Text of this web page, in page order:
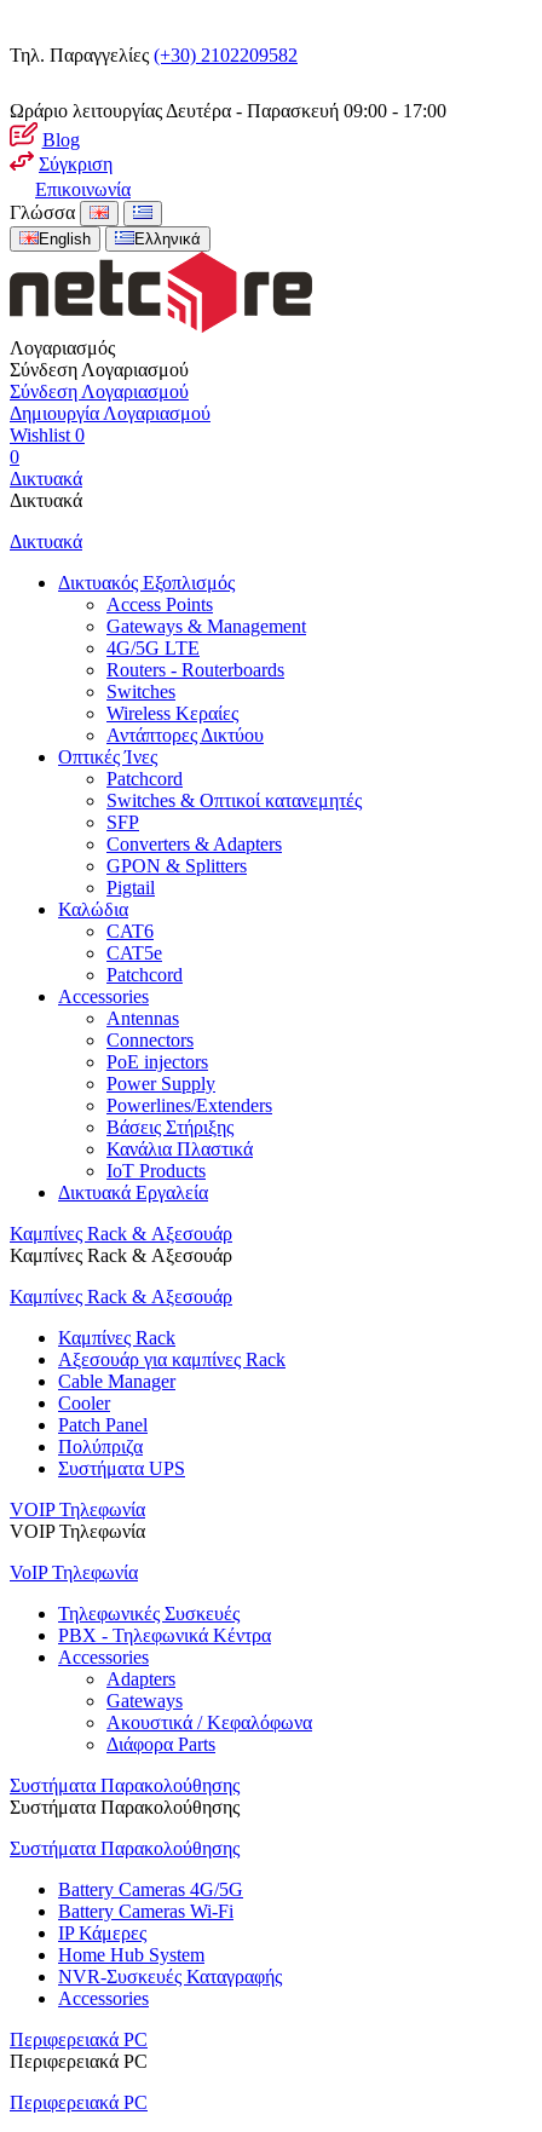
Τηλ. Παραγγελίες (+30) 2102209582
Ωράριο λειτουργίας Δευτέρα - Παρασκευή 09:00 - 17:00
Blog
Σύγκριση
Επικοινωνία
Γλώσσα
English Ελληνικά
Λογαριασμός
Σύνδεση Λογαριασμού
Σύνδεση Λογαριασμού
Δημιουργία Λογαριασμού
Wishlist 0
0
Δικτυακά
Δικτυακά
Δικτυακά
Δικτυακός Εξοπλισμός
Access Points
Gateways & Management
4G/5G LTE
Routers - Routerboards
Switches
Wireless Κεραίες
Αντάπτορες Δικτύου
Οπτικές Ίνες
Patchcord
Switches & Οπτικοί κατανεμητές
SFP
Converters & Adapters
GPON & Splitters
Pigtail
Καλώδια
CAT6
CAT5e
Patchcord
Accessories
Antennas
Connectors
PoE injectors
Power Supply
Powerlines/Extenders
Βάσεις Στήριξης
Κανάλια Πλαστικά
IoT Products
Δικτυακά Εργαλεία
Καμπίνες Rack & Αξεσουάρ
Καμπίνες Rack & Αξεσουάρ
Καμπίνες Rack & Αξεσουάρ
Καμπίνες Rack
Αξεσουάρ για καμπίνες Rack
Cable Manager
Cooler
Patch Panel
Πολύπριζα
Συστήματα UPS
VOIP Τηλεφωνία
VOIP Τηλεφωνία
VoIP Τηλεφωνία
Τηλεφωνικές Συσκευές
PBX - Τηλεφωνικά Κέντρα
Accessories
Adapters
Gateways
Ακουστικά / Κεφαλόφωνα
Διάφορα Parts
Συστήματα Παρακολούθησης
Συστήματα Παρακολούθησης
Συστήματα Παρακολούθησης
Battery Cameras 4G/5G
Battery Cameras Wi-Fi
IP Κάμερες
Home Hub System
NVR-Συσκευές Καταγραφής
Accessories
Περιφερειακά PC
Περιφερειακά PC
Περιφερειακά PC